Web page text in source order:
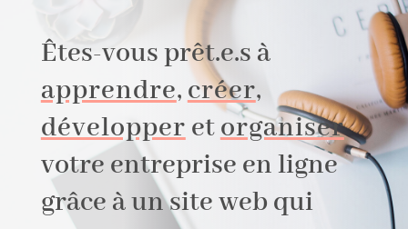
Êtes-vous prêt.e.s à
apprendre,créer,
développeretorganiser
votre entreprise en ligne
grâce à un site web qui